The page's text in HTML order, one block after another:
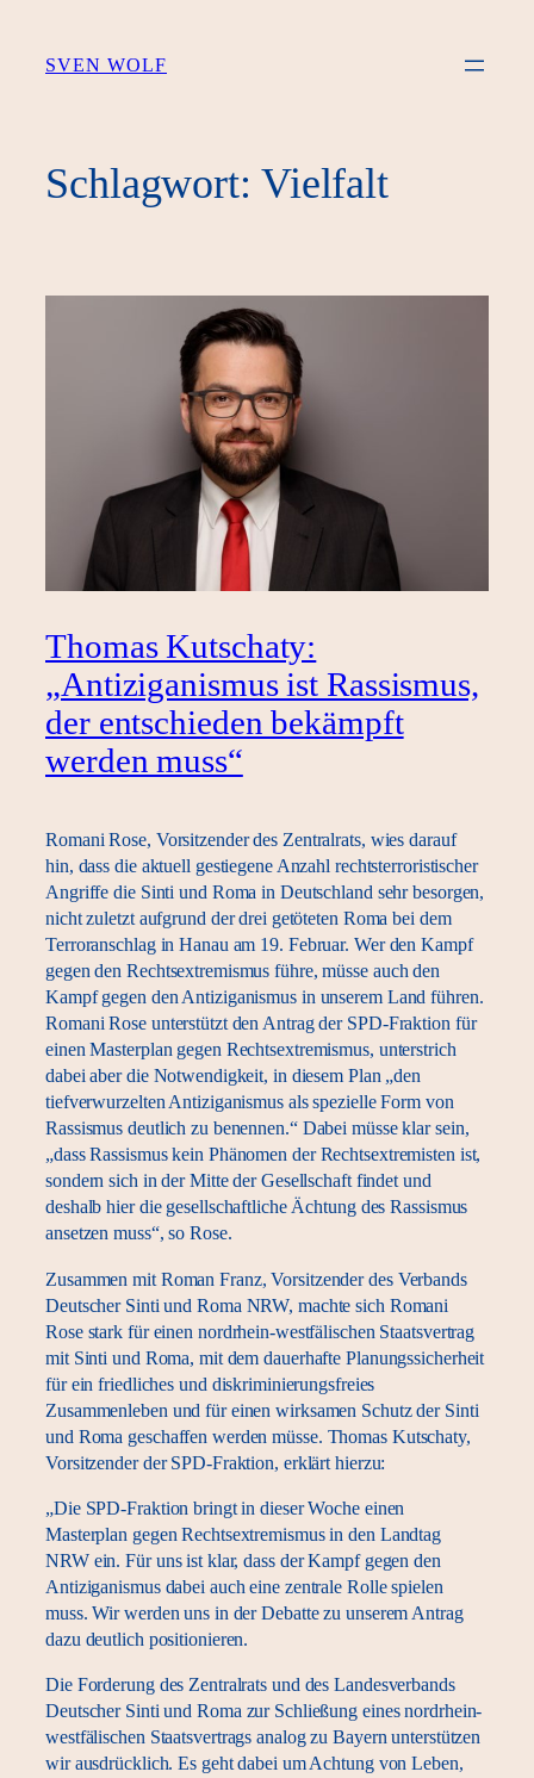
Inhalt
SVEN WOLF
Schlagwort: Vielfalt
Thomas Kutschaty:
„Antiziganismus ist Rassismus,
der entschieden bekämpft
werden muss“
Romani Rose, Vorsitzender des Zentralrats, wies darauf
hin, dass die aktuell gestiegene Anzahl rechtsterroristischer
Angriffe die Sinti und Roma in Deutschland sehr besorgen,
nicht zuletzt aufgrund der drei getöteten Roma bei dem
Terroranschlag in Hanau am 19. Februar. Wer den Kampf
gegen den Rechtsextremismus führe, müsse auch den
Kampf gegen den Antiziganismus in unserem Land führen.
Romani Rose unterstützt den Antrag der SPD-Fraktion für
einen Masterplan gegen Rechtsextremismus, unterstrich
dabei aber die Notwendigkeit, in diesem Plan „den
tiefverwurzelten Antiziganismus als spezielle Form von
Rassismus deutlich zu benennen.“ Dabei müsse klar sein,
„dass Rassismus kein Phänomen der Rechtsextremisten ist,
sondern sich in der Mitte der Gesellschaft findet und
deshalb hier die gesellschaftliche Ächtung des Rassismus
ansetzen muss“, so Rose.
Zusammen mit Roman Franz, Vorsitzender des Verbands
Deutscher Sinti und Roma NRW, machte sich Romani
Rose stark für einen nordrhein-westfälischen Staatsvertrag
mit Sinti und Roma, mit dem dauerhafte Planungssicherheit
für ein friedliches und diskriminierungsfreies
Zusammenleben und für einen wirksamen Schutz der Sinti
und Roma geschaffen werden müsse. Thomas Kutschaty,
Vorsitzender der SPD-Fraktion, erklärt hierzu:
„Die SPD-Fraktion bringt in dieser Woche einen
Masterplan gegen Rechtsextremismus in den Landtag
NRW ein. Für uns ist klar, dass der Kampf gegen den
Antiziganismus dabei auch eine zentrale Rolle spielen
muss. Wir werden uns in der Debatte zu unserem Antrag
dazu deutlich positionieren.
Die Forderung des Zentralrats und des Landesverbands
Deutscher Sinti und Roma zur Schließung eines nordrhein-
westfälischen Staatsvertrags analog zu Bayern unterstützen
wir ausdrücklich. Es geht dabei um Achtung von Leben,